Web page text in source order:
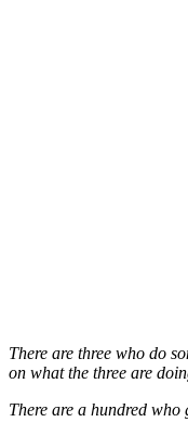
There are three who do
on what the three are
There are a hundred who